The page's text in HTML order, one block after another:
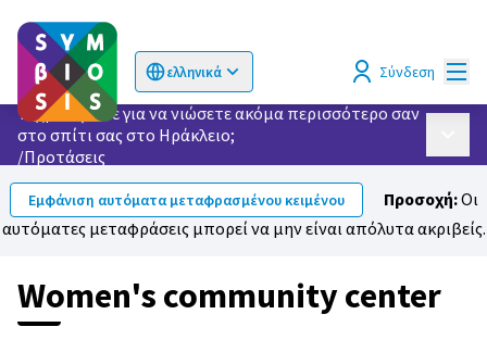
ελληνικά
Choose language Επιλογή γλώσσας Σύνδεση
Τι χρειάζεστε για να νιώσετε ακόμα περισσότερο σαν
στο σπίτι σας στο Ηράκλειο;
/Προτάσεις
Εμφάνιση αυτόματα μεταφρασμένου κειμένου Προσοχή:Οι
αυτόματες μεταφράσεις μπορεί να μην είναι απόλυτα ακριβείς.
Women's community center